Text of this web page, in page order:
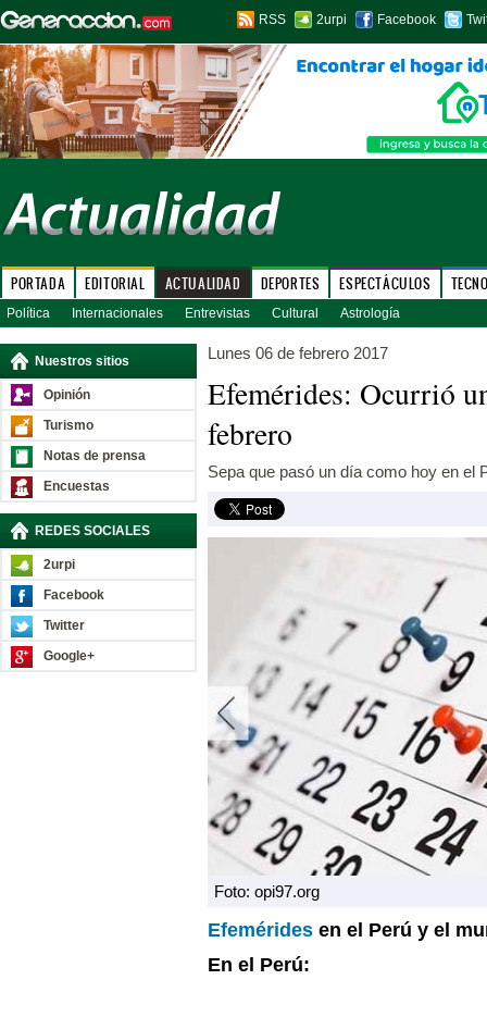
RSS 2urpi Facebook
PORTADA EDITORIAL ACTUALIDAD DEPORTES ESPECTÁCULOS
Política Internacionales Entrevistas Cultural Astrología
Nuestros sitios
Opinión
Turismo
Notas de prensa
Encuestas
REDES SOCIALES
2urpi
Facebook
Twitter
Google+
Lunes 06 de febrero 2017
Efemérides: Ocurrió
febrero
Sepa que pasó un día como hoy en el
Foto: opi97.org
Efemérides en el Perú y el
En el Perú: